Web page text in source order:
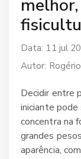
Data: 11 jul
Autor:
Decidir entre
iniciante
concentra na
grandes
aparência,